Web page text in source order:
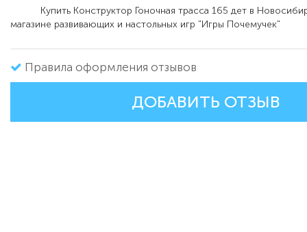
Купить Конструктор Гоночная трасса 165 дет в
магазине развивающих и настольных игр "Игры Почемучек"
Правила оформления отзывов
ДОБАВИТЬ ОТЗЫВ